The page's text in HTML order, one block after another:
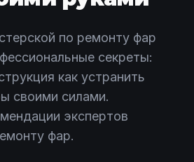
по ремонту фар
секреты:
как устранить
своими силами.
экспертов
фар.